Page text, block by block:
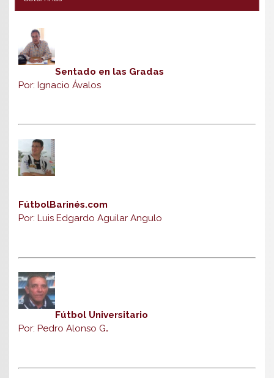
Sentado en las Gradas
Por: Ignacio Ávalos
FútbolBarinés.com
Por: Luis Edgardo Aguilar Angulo
Fútbol Universitario
Por: Pedro Alonso G.